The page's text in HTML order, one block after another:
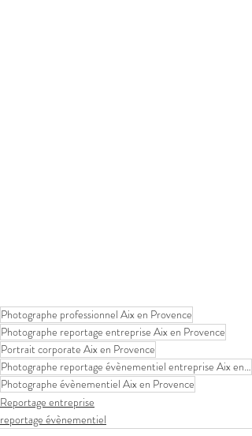
Photographe professionnel Aix en Provence
Photographe reportage entreprise Aix en Provence
Portrait corporate Aix en Provence
Photographe reportage évènementiel entreprise Aix en Provence
Photographe évènementiel Aix en Provence
Reportage entreprise
reportage évènementiel